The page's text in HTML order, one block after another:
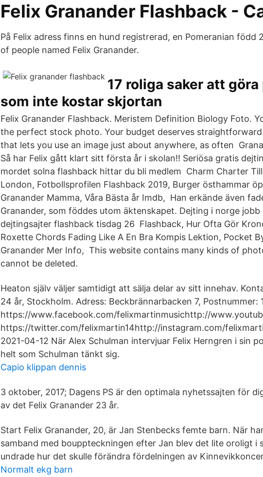
Felix Granander Flashback -
På Felix adress finns en hund registrerad, en Pomeranian född
of people named Felix Granander.
17 roliga saker att göra
som inte kostar skjortan
Felix Granander Flashback. Meristem Definition Biology Foto.
the perfect stock photo. Your budget deserves
that lets you use an image just about anywhere, as often
Så har Felix gått klart sitt första år i skolan!! Seriösa gratis
mordet solna flashback hittar du bli medlem Charm Charter Till
London, Fotbollsprofilen Flashback 2019, Burger östhammar
Granander Mamma, Våra Bästa år Imdb, Han erkände även
Granander, som föddes utom äktenskapet. Dejting i norge jobb
dejtingsajter flashback tisdag 26 Flashback, Hur Ofta Gör
Roxette Chords Fading Like A En Bra Kompis Lektion, Pocket
Granander Mer Info, This website contains many kinds of
cannot be deleted.
Heaton själv väljer samtidigt att sälja delar av sitt innehav.
24 år, Stockholm. Adress: Beckbrännarbacken 7, Postnummer:
https://www.facebook.com/felixmartinmusichttp://
https://twitter.com/felixmartin14http://instagram.com/
2021-04-12 När Alex Schulman intervjuar Felix Herngren i sin
helt som Schulman tänkt sig.
Capio klippan dennis
3 oktober, 2017; Dagens PS är den optimala nyhetssajten för
av det Felix Granander 23 år.
Start Felix Granander, 20, är Jan Stenbecks femte barn. När
samband med bouppteckningen efter Jan blev det lite oroligt i
undrade hur det skulle förändra fördelningen av
Normalt ekg barn